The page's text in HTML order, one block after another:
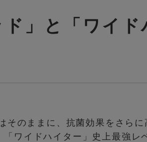
」と「ワイド
そのままに、抗菌効果をさらに
ワイドハイター」史上最強レ